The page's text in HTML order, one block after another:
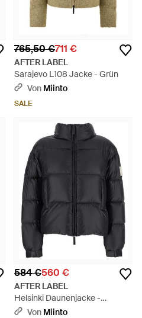
765,50 €711 €
AFTER LABEL
Sarajevo L108 Jacke - Grün
Von Miinto
SALE
584 €560 €
AFTER LABEL
Helsinki Daunenjacke -
Schwarz
Von Miinto